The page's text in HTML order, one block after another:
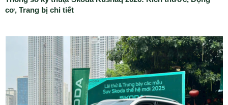
cơ, Trang bị chi tiết